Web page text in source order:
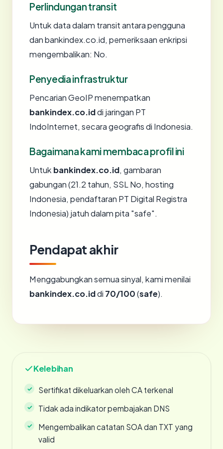
Perlindungan transit
Untuk data dalam transit antara pengguna
dan bankindex.co.id, pemeriksaan enkripsi
mengembalikan: No.
Penyedia infrastruktur
Pencarian GeoIP menempatkan
bankindex.co.iddi jaringan PT
IndoInternet, secara geografis di Indonesia.
Bagaimana kami membaca profil ini
Untuk bankindex.co.id, gambaran
gabungan (21.2 tahun, SSL No, hosting
Indonesia, pendaftaran PT Digital Registra
Indonesia) jatuh dalam pita "safe".
Pendapat akhir
Menggabungkan semua sinyal, kami menilai
bankindex.co.iddi 70/100(safe).
Kelebihan
Sertifikat dikeluarkan oleh CA terkenal
Tidak ada indikator pembajakan DNS
Mengembalikan catatan SOA dan TXT yang
valid